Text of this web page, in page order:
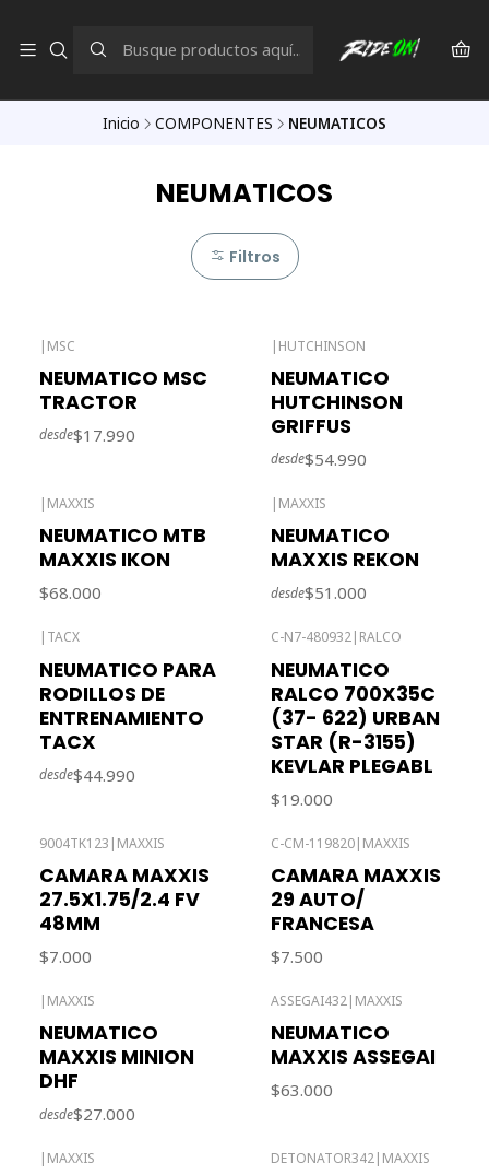
Inicio COMPONENTES NEUMATICOS
NEUMATICOS
Filtros
| MSC
NEUMATICO MSC
TRACTOR
desde$17.990
| HUTCHINSON
NEUMATICO
HUTCHINSON
GRIFFUS
desde$54.990
| MAXXIS
NEUMATICO MTB
MAXXIS IKON
$68.000
| MAXXIS
NEUMATICO
MAXXIS REKON
desde$51.000
| TACX
NEUMATICO PARA
RODILLOS DE
ENTRENAMIENTO
TACX
desde$44.990
C-N7-480932| RALCO
NEUMATICO
RALCO 700X35C
(37- 622) URBAN
STAR (R-3155)
KEVLAR PLEGABL
$19.000
9004TK123 | MAXXIS
CAMARA MAXXIS
27.5X1.75/2.4 FV
48MM
$7.000
C-CM-119820| MAXXIS
CAMARA MAXXIS
29 AUTO/
FRANCESA
$7.500
| MAXXIS
NEUMATICO
MAXXIS MINION
DHF
desde$27.000
ASSEGAI432| MAXXIS
NEUMATICO
MAXXIS ASSEGAI
$63.000
MAXXIS DETONATOR342 MAXXIS